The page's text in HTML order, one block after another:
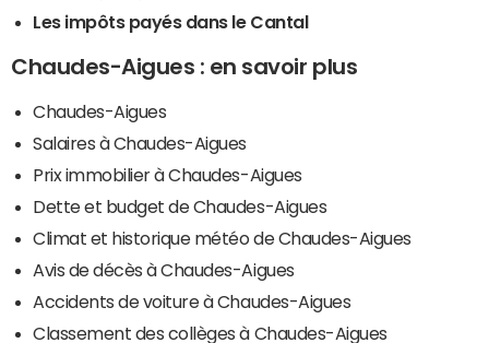
Les impôts payés dans le Cantal
Chaudes-Aigues : en savoir plus
Chaudes-Aigues
Salaires à Chaudes-Aigues
Prix immobilier à Chaudes-Aigues
Dette et budget de Chaudes-Aigues
Climat et historique météo de Chaudes-Aigues
Avis de décès à Chaudes-Aigues
Accidents de voiture à Chaudes-Aigues
Classement des collèges à Chaudes-Aigues